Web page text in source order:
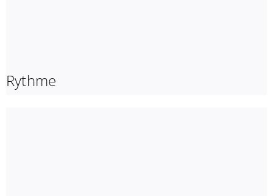
Rythme